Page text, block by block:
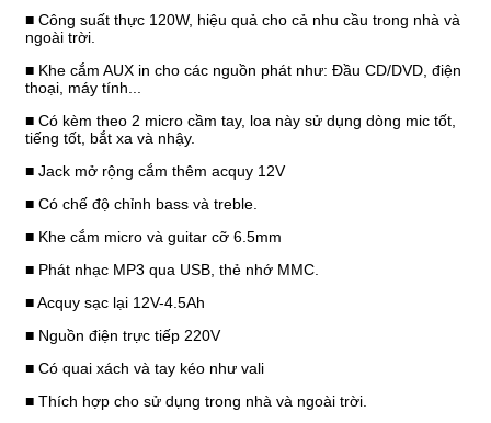
■ Công suất thực 120W, hiệu quả cho cả nhu cầu trong nhà và
ngoài trời.
■ Khe cắm AUX in cho các nguồn phát như: Đầu CD/DVD, điện
thoại, máy tính...
■ Có kèm theo 2 micro cầm tay, loa này sử dụng dòng mic tốt,
tiếng tốt, bắt xa và nhậy.
■ Jack mở rộng cắm thêm acquy 12V
■ Có chế độ chỉnh bass và treble.
■ Khe cắm micro và guitar cỡ 6.5mm
■ Phát nhạc MP3 qua USB, thẻ nhớ MMC.
■ Acquy sạc lại 12V-4.5Ah
■ Nguồn điện trực tiếp 220V
■ Có quai xách và tay kéo như vali
■ Thích hợp cho sử dụng trong nhà và ngoài trời.